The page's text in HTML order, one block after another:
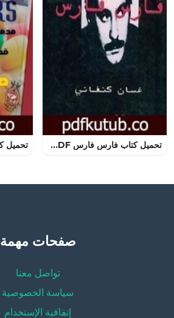
تحميل كتاب فارس فارس PDF تأليف غسان كنفاني مجانا [كامل]
صفحات مهمة
تواصل معنا
سياسة الخصوصية
إتفاقية الإستخدام